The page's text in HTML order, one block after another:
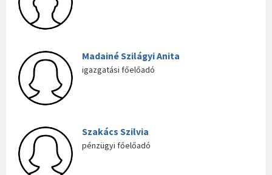
Madainé Szilágyi Anita
igazgatási főelőadó
Szakács Szilvia
pénzügyi főelőadó